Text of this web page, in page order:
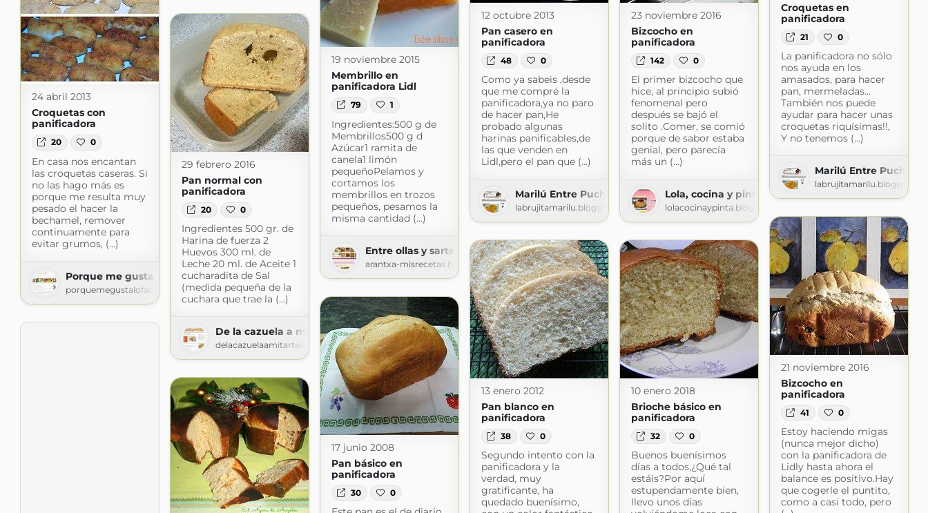
Croquetas en
panificadora
21 0
La panificadora no sólo
nos ayuda en los
amasados, para hacer
pan, mermeladas...
También nos puede
ayudar para hacer unas
croquetas riquísimas!!,
Y no tenemos (...)
Marilú Entre Pucheros
12 octubre 2013
Pan casero en
panificadora
48 0
Como ya sabeis ,desde
que me compré la
panificadora,ya no paro
de hacer pan,He
probado algunas
harinas panificables,de
las que venden en
Lidl,pero el pan que (...)
Marilú Entre Pucheros
labrujitamarilu.blogspot.com
23 noviembre 2016
Bizcocho en
panificadora
142 0
El primer bizcocho que
hice, al principio subió
fenomenal pero
después se bajó el
solito .Comer, se comió
porque de sabor estaba
genial, pero parecía
más un (...)
Lola, cocina y pinta
lolacocinaypinta.blogspot.com
19 noviembre 2015
Membrillo en
panificadora Lidl
79 1
Ingredientes:500 g de
Membrillos500 g d
Azúcar1 ramita de
canela1 limón
pequeñoPelamos y
cortamos los
membrillos en trozos
pequeños, pesamos la
misma cantidad (...)
Entre ollas y sartenes
arantxa-misrecetas.blogspot.com
24 abril 2013
Croquetas con
panificadora
20 0
En casa nos encantan
las croquetas caseras. Si
no las hago más es
porque me resulta muy
pesado el hacer la
bechamel, remover
continuamente para
evitar grumos, (...)
Porque me gusta lo fácil
porquemegustalofacil.blogspot.com
29 febrero 2016
Pan normal con
panificadora
20 0
Ingredientes 500 gr. de
Harina de fuerza 2
Huevos 300 ml. de
Leche 20 ml. de Aceite 1
cucharadita de Sal
(medida pequeña de la
cuchara que trae la (...)
De la cazuela a mi tartera
delacazuelaamitartera.blogspot.com
21 noviembre 2016
Bizcocho en
panificadora
41 0
Estoy haciendo migas
(nunca mejor dicho)
con la panificadora de
Lidly hasta ahora el
balance es positivo.Hay
que cogerle el puntito,
como a casi todo, pero
13 enero 2012
Pan blanco en
panificadora
38 0
Segundo intento con la
panificadora y la
verdad, muy
gratificante, ha
quedado buenísimo,
10 enero 2018
Brioche básico en
panificadora
32 0
Buenos buenísimos
días a todos,¿Qué tal
estáis?Por aquí
estupendamente bien,
llevo unos días
17 junio 2008
Pan básico en
panificadora
30 0